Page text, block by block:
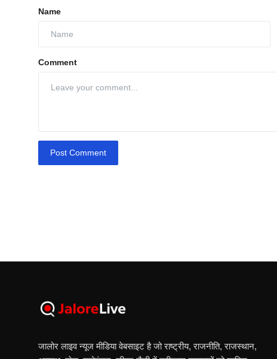
Name
Comment
Post Comment
जालोर लाइव न्यूज मीडिया वेबसाइट है जो राष्ट्रीय, राजनीति, राजस्थान,